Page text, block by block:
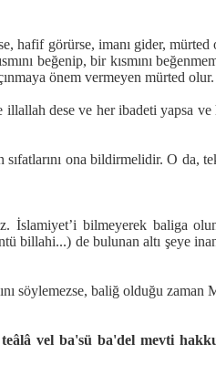
görürse, imanı gider, mürted
beğenip, bir kısmını
önem vermeyen mürted olur.
dese ve her ibadeti yapsa ve
ona bildirmelidir. O da,
İslamiyet’i bilmeyerek baliga
de bulunan altı şeye
söylemezse, baliğ olduğu zaman
vel ba'sü ba'del mevti